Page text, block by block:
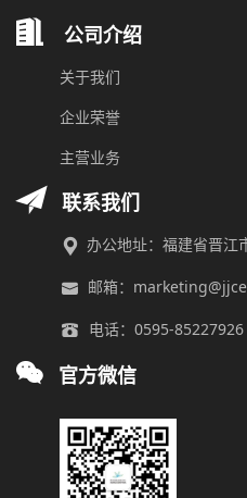
公司介绍
关于我们
企业荣誉
主营业务
联系我们
办公地址：福建省晋江
邮箱：
电话：0595-85227926
官方微信